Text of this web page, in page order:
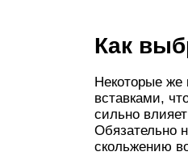
Как
Некоторые
вставками,
сильно
Обязательно
скольжению